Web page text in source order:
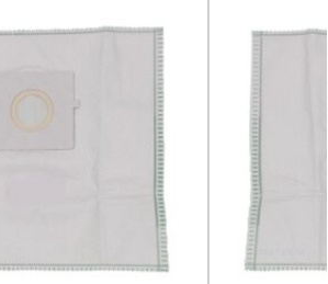
LG-GOLDSTAR PASSION (Série)
LG-GOLDSTAR PASSION 3500
LG-GOLDSTAR PASSION 3544
LG-GOLDSTAR PASSION 3800